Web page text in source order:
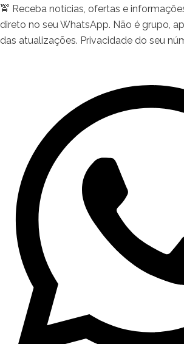
🚖 Receba notícias, ofertas e
direto no seu WhatsApp. Não é grupo,
das atualizações. Privacidade do seu